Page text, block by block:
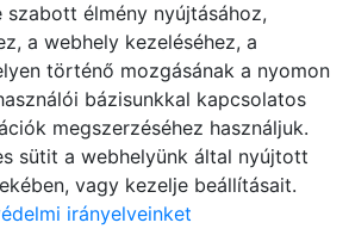
NEPTUN
E-learning
Adatvédelem
élmény nyújtásához,
a webhely kezeléséhez, a
történő mozgásának a nyomon
bázisunkkal kapcsolatos
megszerzéséhez használjuk.
sütit a webhelyünk által nyújtott
vagy kezelje beállításait.
irányelveinket